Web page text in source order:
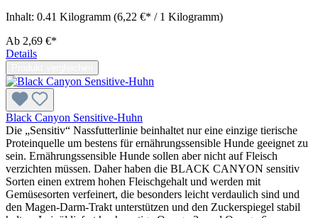
Inhalt: 0.41 Kilogramm (6,22 €* / 1 Kilogramm)
Ab 2,69 €*
Details
Black Canyon Sensitive-Huhn
Die „Sensitiv“ Nassfutterlinie beinhaltet nur eine einzige tierische
Proteinquelle um bestens für ernährungssensible Hunde geeignet zu
sein. Ernährungssensible Hunde sollen aber nicht auf Fleisch
verzichten müssen. Daher haben die BLACK CANYON sensitiv
Sorten einen extrem hohen Fleischgehalt und werden mit
Gemüsesorten verfeinert, die besonders leicht verdaulich sind und
den Magen-Darm-Trakt unterstützen und den Zuckerspiegel stabil